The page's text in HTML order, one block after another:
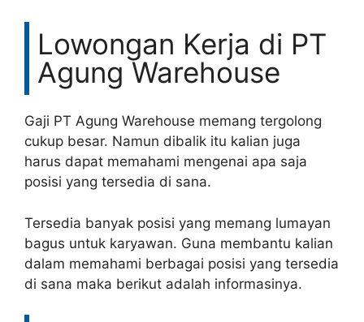
Lowongan Kerja di PT
Agung Warehouse
Gaji PT Agung Warehouse memang tergolong
cukup besar. Namun dibalik itu kalian juga
harus dapat memahami mengenai apa saja
posisi yang tersedia di sana.
Tersedia banyak posisi yang memang lumayan
bagus untuk karyawan. Guna membantu kalian
dalam memahami berbagai posisi yang tersedia
di sana maka berikut adalah informasinya.